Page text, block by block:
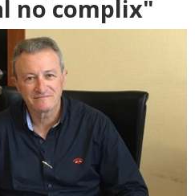
no complix"